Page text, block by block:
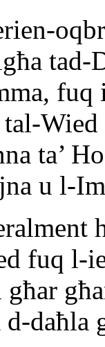
tad-
ta’
u l-
fuq l-
daħla